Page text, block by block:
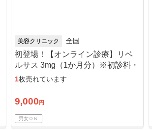
美容クリニック 全国
初登場！【オンライン診療】リベ
ルサス 3mg（1か月分）※初診料・
送料込
1枚売れています
9,000 円
男女ＯＫ